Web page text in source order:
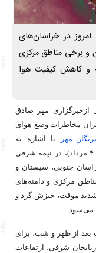
در خراسان‌های
و برخی مناطق مرکزی
و کاهش کیفیت هوا
ازخبرگزاری مهر صادق
مخاطرات وضع هوای
مهر
با اشاره به
ناپایداری‌های جوی در کشور گفت: امروز (شنبه، ۴ مرداد)، در نیمه شرقی
جنوبی، سیستان و
مرکزی و دامنه‌های
موقت، خیزش گرد و
می‌شود.
مرداد)، در ساعات بعد از ظهر و شب، برای
شرقی، ارتفاعات